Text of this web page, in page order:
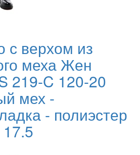
с верхом из
меха Жен
219-C 120-20
мех -
- полиэстер